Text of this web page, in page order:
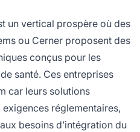
un vertical prospère où des
ou Cerner proposent des
conçus pour les
santé. Ces entreprises
car leurs solutions
réglementaires,
besoins d’intégration du